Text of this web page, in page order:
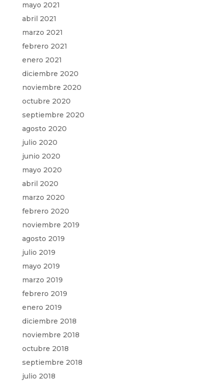
mayo 2021
abril 2021
marzo 2021
febrero 2021
enero 2021
diciembre 2020
noviembre 2020
octubre 2020
septiembre 2020
agosto 2020
julio 2020
junio 2020
mayo 2020
abril 2020
marzo 2020
febrero 2020
noviembre 2019
agosto 2019
julio 2019
mayo 2019
marzo 2019
febrero 2019
enero 2019
diciembre 2018
noviembre 2018
octubre 2018
septiembre 2018
julio 2018